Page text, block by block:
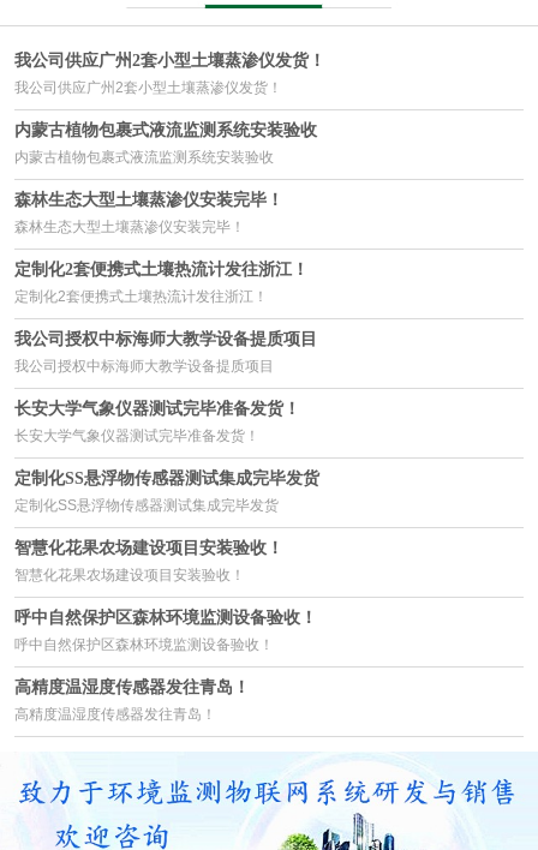
我公司供应广州2套小型土壤蒸渗仪发货！
我公司供应广州2套小型土壤蒸渗仪发货！
内蒙古植物包裹式液流监测系统安装验收
内蒙古植物包裹式液流监测系统安装验收
森林生态大型土壤蒸渗仪安装完毕！
森林生态大型土壤蒸渗仪安装完毕！
定制化2套便携式土壤热流计发往浙江！
定制化2套便携式土壤热流计发往浙江！
我公司授权中标海师大教学设备提质项目
我公司授权中标海师大教学设备提质项目
长安大学气象仪器测试完毕准备发货！
长安大学气象仪器测试完毕准备发货！
定制化SS悬浮物传感器测试集成完毕发货
定制化SS悬浮物传感器测试集成完毕发货
智慧化花果农场建设项目安装验收！
智慧化花果农场建设项目安装验收！
呼中自然保护区森林环境监测设备验收！
呼中自然保护区森林环境监测设备验收！
高精度温湿度传感器发往青岛！
高精度温湿度传感器发往青岛！